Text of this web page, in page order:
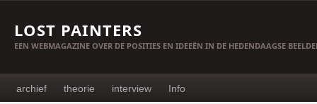
LOST PAINTERS
EEN WEBMAGAZINE OVER DE POSITIES EN IDEEËN IN DE HEDENDAAGSE
archief theorie interview Info